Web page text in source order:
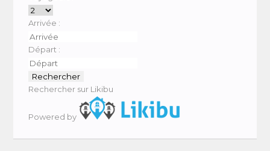
Arrivée :
Départ :
Rechercher sur Likibu
Powered by